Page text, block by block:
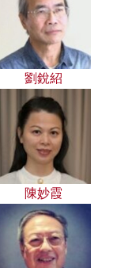
劉銳紹
陳妙霞